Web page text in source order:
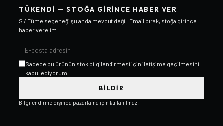
TÜKENDI — STOĞA GIRINCE HABER VER
S / Füme seçeneği şu anda mevcut değil. Email bırak, stoğa girince
haber verelim.
Sadece bu ürünün stok bilgilendirmesi için iletişime geçilmesini
kabul ediyorum.
BILDIR
Bilgilendirme dışında pazarlama için kullanılmaz.